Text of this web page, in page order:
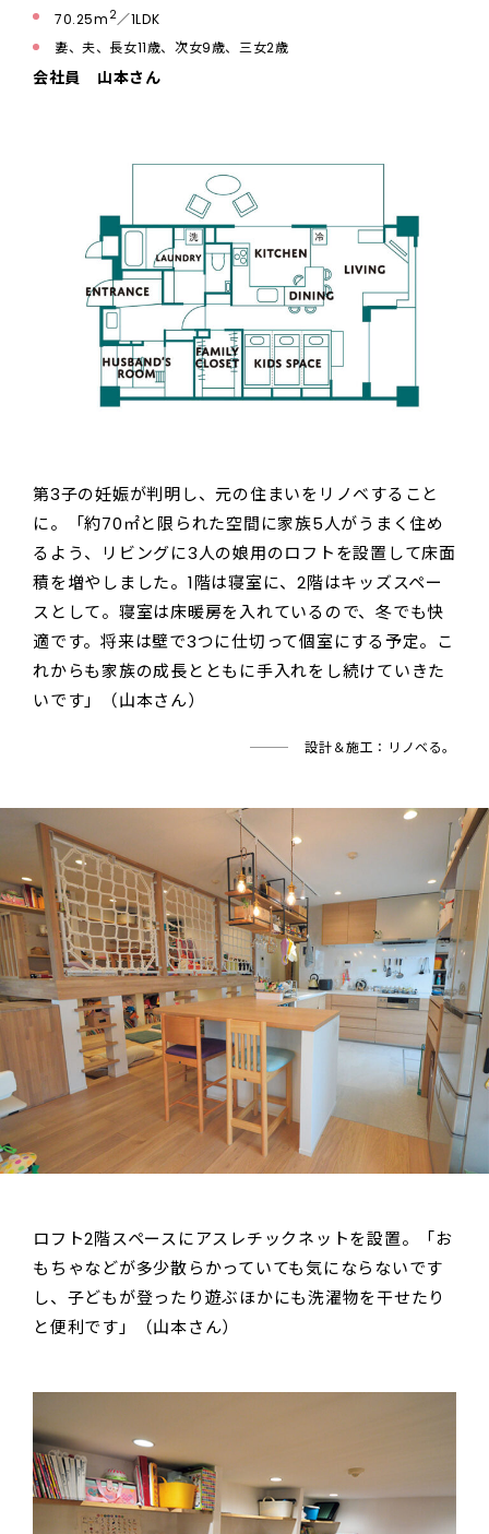
70.25m 2／1LDK
妻、夫、長女11歳、次女9歳、三女2歳
会社員 山本さん
第3子の妊娠が判明し、元の住まいをリノベすること
に。「約70㎡と限られた空間に家族5人がうまく住め
るよう、リビングに3人の娘用のロフトを設置して床面
積を増やしました。1階は寝室に、2階はキッズスペー
スとして。寝室は床暖房を入れているので、冬でも快
適です。将来は壁で3つに仕切って個室にする予定。こ
れからも家族の成長とともに手入れをし続けていきた
いです」（山本さん）
設計＆施工：リノベる。
ロフト2階スペースにアスレチックネットを設置。「お
もちゃなどが多少散らかっていても気にならないです
し、子どもが登ったり遊ぶほかにも洗濯物を干せたり
と便利です」（山本さん）